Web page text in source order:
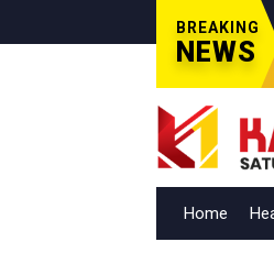
BREAKING
NEWS
Visual Berita Televisi
Home